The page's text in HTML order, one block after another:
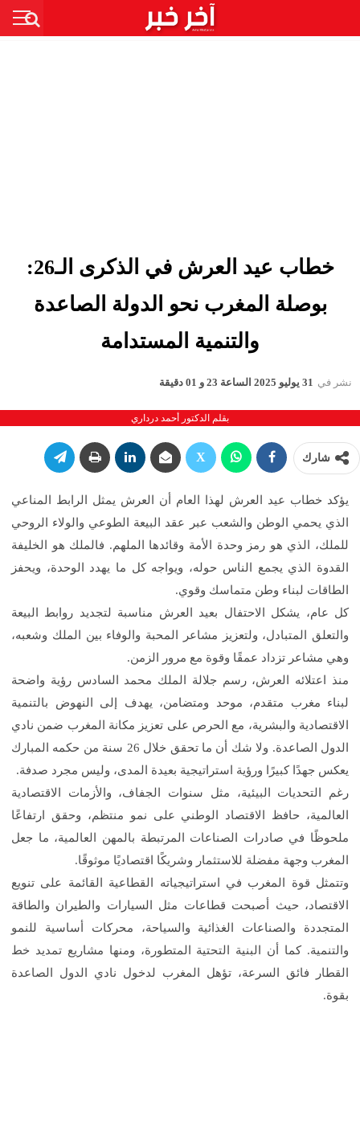
خطاب عيد العرش في الذكرى الـ26:
بوصلة المغرب نحو الدولة الصاعدة
والتنمية المستدامة
نشر في 31 يوليو 2025 الساعة 23 و 01 دقيقة
بقلم الدكتور أحمد درداري
شارك
يؤكد خطاب عيد العرش لهذا العام أن العرش يمثل الرابط المناعي
الذي يحمي الوطن والشعب عبر عقد البيعة الطوعي والولاء الروحي
للملك، الذي هو رمز وحدة الأمة وقائدها الملهم. فالملك هو الخليفة
القدوة الذي يجمع الناس حوله، ويواجه كل ما يهدد الوحدة، ويحفز
الطاقات لبناء وطن متماسك وقوي.
كل عام، يشكل الاحتفال بعيد العرش مناسبة لتجديد روابط البيعة
والتعلق المتبادل، ولتعزيز مشاعر المحبة والوفاء بين الملك وشعبه،
وهي مشاعر تزداد عمقًا وقوة مع مرور الزمن.
منذ اعتلائه العرش، رسم جلالة الملك محمد السادس رؤية واضحة
لبناء مغرب متقدم، موحد ومتضامن، يهدف إلى النهوض بالتنمية
الاقتصادية والبشرية، مع الحرص على تعزيز مكانة المغرب ضمن نادي
الدول الصاعدة. ولا شك أن ما تحقق خلال 26 سنة من حكمه المبارك
يعكس جهدًا كبيرًا ورؤية استراتيجية بعيدة المدى، وليس مجرد صدفة.
رغم التحديات البيئية، مثل سنوات الجفاف، والأزمات الاقتصادية
العالمية، حافظ الاقتصاد الوطني على نمو منتظم، وحقق ارتفاعًا
ملحوظًا في صادرات الصناعات المرتبطة بالمهن العالمية، ما جعل
المغرب وجهة مفضلة للاستثمار وشريكًا اقتصاديًا موثوقًا.
وتتمثل قوة المغرب في استراتيجياته القطاعية القائمة على تنويع
الاقتصاد، حيث أصبحت قطاعات مثل السيارات والطيران والطاقة
المتجددة والصناعات الغذائية والسياحة، محركات أساسية للنمو
والتنمية. كما أن البنية التحتية المتطورة، ومنها مشاريع تمديد خط
القطار فائق السرعة، تؤهل المغرب لدخول نادي الدول الصاعدة
بقوة.